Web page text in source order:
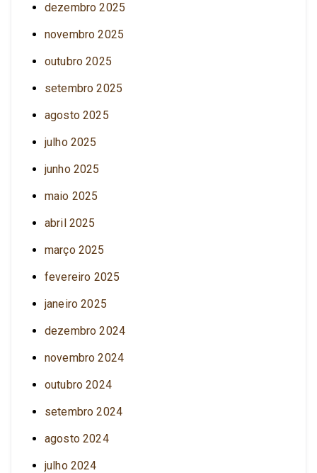
dezembro 2025
novembro 2025
outubro 2025
setembro 2025
agosto 2025
julho 2025
junho 2025
maio 2025
abril 2025
março 2025
fevereiro 2025
janeiro 2025
dezembro 2024
novembro 2024
outubro 2024
setembro 2024
agosto 2024
julho 2024